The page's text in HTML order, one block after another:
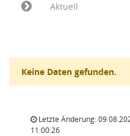
Aktuell
Keine Daten gefunden.
Letzte Änderung:
11:00:26